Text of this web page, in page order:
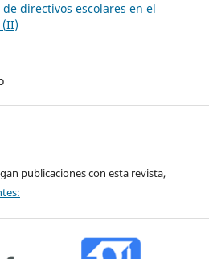
directivos escolares en el
(II)
publicaciones con esta revista,